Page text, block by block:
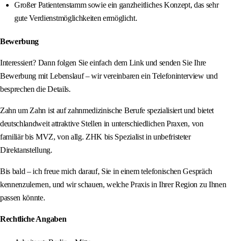
Großer Patientenstamm sowie ein ganzheitliches Konzept, das sehr
gute Verdienstmöglichkeiten ermöglicht.
Bewerbung
Interessiert? Dann folgen Sie einfach dem Link und senden Sie Ihre
Bewerbung mit Lebenslauf – wir vereinbaren ein Telefoninterview und
besprechen die Details.
Zahn um Zahn ist auf zahnmedizinische Berufe spezialisiert und bietet
deutschlandweit attraktive Stellen in unterschiedlichen Praxen, von
familiär bis MVZ, von allg. ZHK bis Spezialist in unbefristeter
Direktanstellung.
Bis bald – ich freue mich darauf, Sie in einem telefonischen Gespräch
kennenzulernen, und wir schauen, welche Praxis in Ihrer Region zu Ihnen
passen könnte.
Rechtliche Angaben